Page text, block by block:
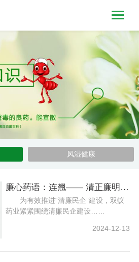
风湿健康
廉心药语：连翘—— 清正廉明固廉洁
为有效推进“清廉民企”建设，双蚁
药业紧紧围绕清廉民企建设……
2024-12-13